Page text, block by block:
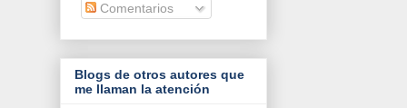
Comentarios
Blogs de otros autores que
me llaman la atención